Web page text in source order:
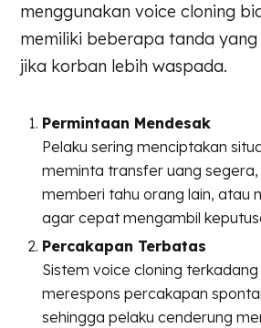
menggunakan voice cloning
memiliki beberapa tanda
jika korban lebih waspada.
Permintaan Mendesak
Pelaku sering menciptakan
meminta transfer uang
memberi tahu orang lain, atau
agar cepat mengambil
Percakapan Terbatas
Sistem voice cloning
merespons percakapan
sehingga pelaku cenderung